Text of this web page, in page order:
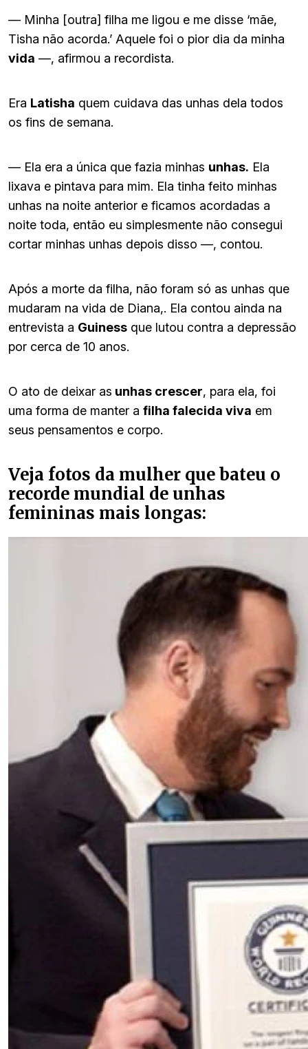
— Minha [outra] filha me ligou e me disse ‘mãe,
Tisha não acorda.’ Aquele foi o pior dia da minha
vida —, afirmou a recordista.
Era Latisha quem cuidava das unhas dela todos
os fins de semana.
— Ela era a única que fazia minhas unhas. Ela
lixava e pintava para mim. Ela tinha feito minhas
unhas na noite anterior e ficamos acordadas a
noite toda, então eu simplesmente não consegui
cortar minhas unhas depois disso —, contou.
Após a morte da filha, não foram só as unhas que
mudaram na vida de Diana,. Ela contou ainda na
entrevista a Guiness que lutou contra a depressão
por cerca de 10 anos.
O ato de deixar as unhas crescer, para ela, foi
uma forma de manter a filha falecida viva em
seus pensamentos e corpo.
Veja fotos da mulher que bateu o
recorde mundial de unhas
femininas mais longas: